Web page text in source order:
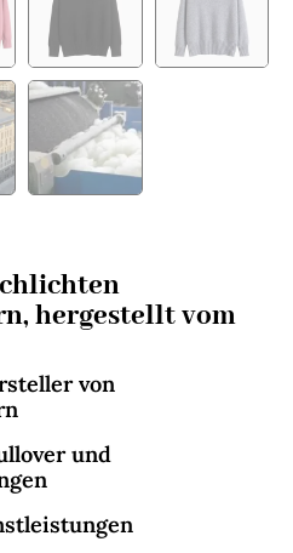
hergestellt vom
von
und